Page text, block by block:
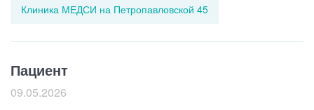
Клиника МЕДСИ на Петропавловской 45
Пациент
09.05.2026